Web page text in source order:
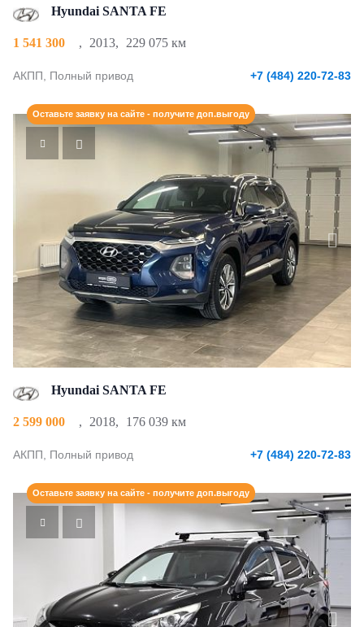
Hyundai SANTA FE
1 541 300 , 2013, 229 075 км
АКПП, Полный привод +7 (484) 220-72-83
Оставьте заявку на сайте - получите доп.выгоду
Hyundai SANTA FE
2 599 000 , 2018, 176 039 км
АКПП, Полный привод +7 (484) 220-72-83
Оставьте заявку на сайте - получите доп.выгоду